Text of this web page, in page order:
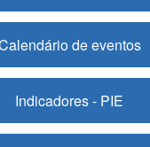
de eventos
Indicadores - PIE